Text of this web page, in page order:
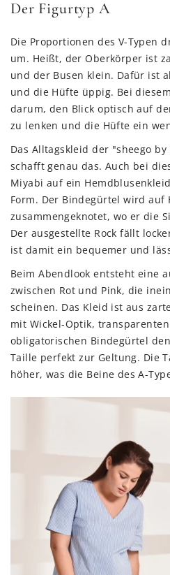
Der Figurtyp A
Die Proportionen des V-Typen
um. Heißt, der Oberkörper ist
und der Busen klein. Dafür ist
und die Hüfte üppig. Bei
darum, den Blick optisch auf
zu lenken und die Hüfte ein
Das Alltagskleid der "sheego
schafft genau das. Auch bei
Miyabi auf ein
Form. Der Bindegürtel wird auf
zusammengeknotet, wo er die
Der ausgestellte Rock fällt
ist damit ein bequemer und
Beim Abendlook entsteht eine
zwischen Rot und Pink, die
scheinen. Das Kleid ist aus
mit Wickel-Optik,
obligatorischen Bindegürtel
Taille perfekt zur Geltung. Die
höher, was die Beine des A-